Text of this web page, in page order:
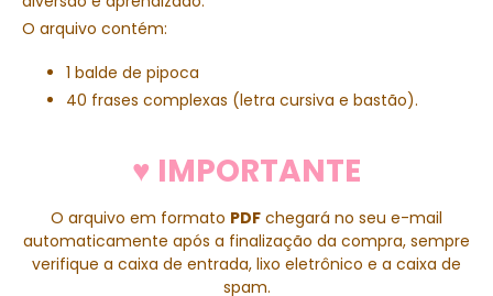
O arquivo contém:
1 balde de pipoca
40 frases complexas (letra cursiva e bastão).
♥ IMPORTANTE
O arquivo em formato PDF chegará no seu e-mail
automaticamente após a finalização da compra, sempre
verifique a caixa de entrada, lixo eletrônico e a caixa de
spam.